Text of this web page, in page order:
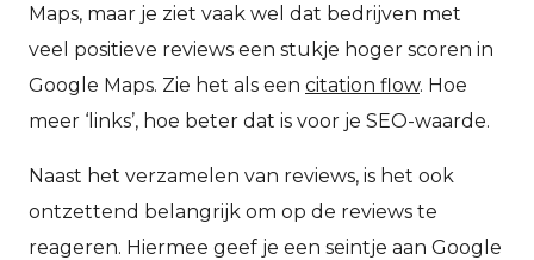
Maps, maar je ziet vaak wel dat bedrijven met
veel positieve reviews een stukje hoger scoren in
Google Maps. Zie het als een citation flow. Hoe
meer ‘links’, hoe beter dat is voor je SEO-waarde.
Naast het verzamelen van reviews, is het ook
ontzettend belangrijk om op de reviews te
reageren. Hiermee geef je een seintje aan Google